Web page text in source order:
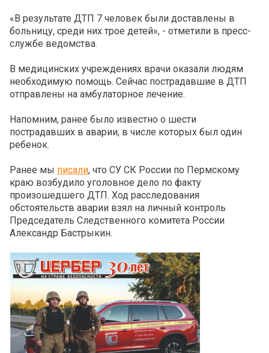
«В результате ДТП 7 человек были доставлены в
больницу, среди них трое детей», - отметили в пресс-
службе ведомства.
В медицинских учреждениях врачи оказали людям
необходимую помощь. Сейчас пострадавшие в ДТП
отправлены на амбулаторное лечение.
Напомним, ранее было известно о шести
пострадавших в аварии, в числе которых был один
ребенок.
Ранее мы писали, что СУ СК России по Пермскому
краю возбудило уголовное дело по факту
произошедшего ДТП. Ход расследования
обстоятельств аварии взял на личный контроль
Председатель Следственного комитета России
Александр Бастрыкин.